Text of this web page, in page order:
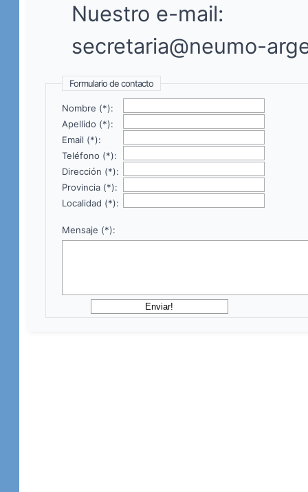
Nuestro e-mail:
secretaria@neumo-
Formulario de contacto
Nombre (*):
Apellido (*):
Email (*):
Teléfono (*):
Dirección (*):
Provincia (*):
Localidad (*):
Mensaje (*):